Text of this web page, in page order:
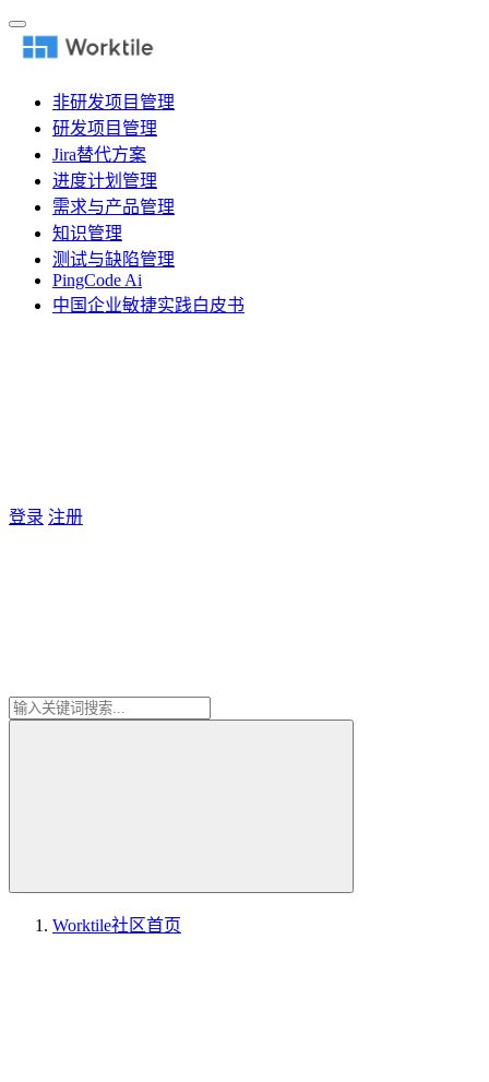
非研发项目管理
研发项目管理
Jira替代方案
进度计划管理
需求与产品管理
知识管理
测试与缺陷管理
PingCode Ai
中国企业敏捷实践白皮书
登录 注册
Worktile社区首页